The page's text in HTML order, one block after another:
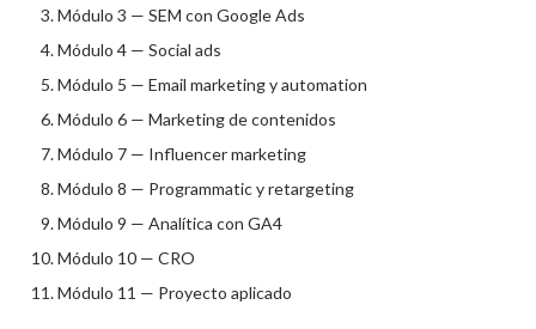
Módulo 3 — SEM con Google Ads
Módulo 4 — Social ads
Módulo 5 — Email marketing y automation
Módulo 6 — Marketing de contenidos
Módulo 7 — Influencer marketing
Módulo 8 — Programmatic y retargeting
Módulo 9 — Analítica con GA4
Módulo 10 — CRO
Módulo 11 — Proyecto aplicado